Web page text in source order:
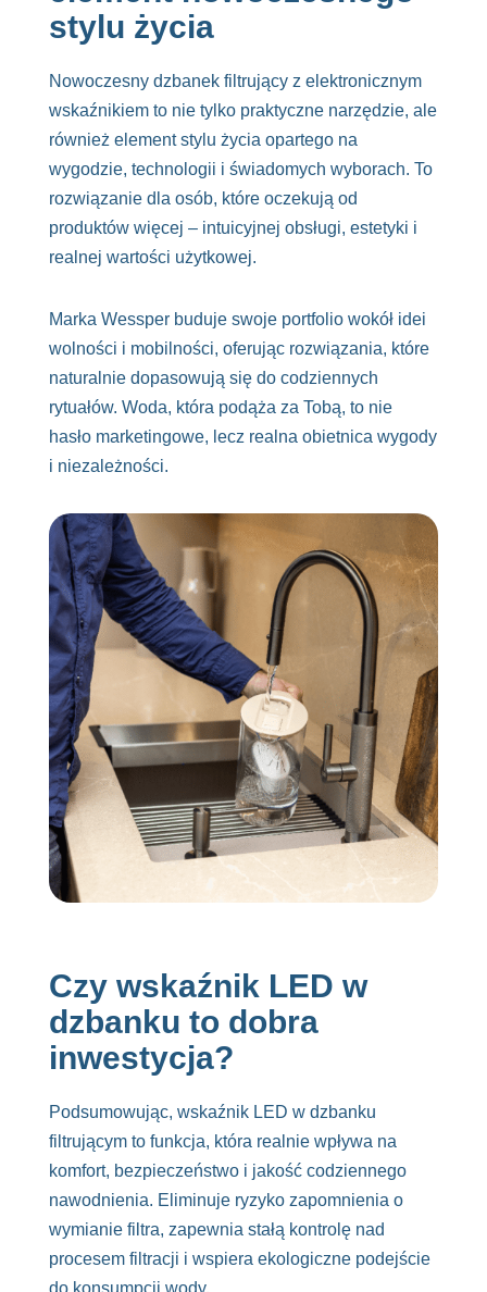
stylu życia
Nowoczesny dzbanek filtrujący z elektronicznym
wskaźnikiem to nie tylko praktyczne narzędzie, ale
również element stylu życia opartego na
wygodzie, technologii i świadomych wyborach. To
rozwiązanie dla osób, które oczekują od
produktów więcej – intuicyjnej obsługi, estetyki i
realnej wartości użytkowej.
Marka Wessper buduje swoje portfolio wokół idei
wolności i mobilności, oferując rozwiązania, które
naturalnie dopasowują się do codziennych
rytuałów. Woda, która podąża za Tobą, to nie
hasło marketingowe, lecz realna obietnica wygody
i niezależności.
Czy wskaźnik LED w
dzbanku to dobra
inwestycja?
Podsumowując, wskaźnik LED w dzbanku
filtrującym to funkcja, która realnie wpływa na
komfort, bezpieczeństwo i jakość codziennego
nawodnienia. Eliminuje ryzyko zapomnienia o
wymianie filtra, zapewnia stałą kontrolę nad
procesem filtracji i wspiera ekologiczne podejście
do konsumpcji wody.